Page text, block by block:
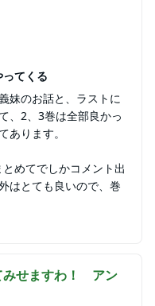
てくる
妹のお話と、ラストに
、2、3巻は全部良かっ
あります。
めてでしかコメント出
はとても良いので、巻
みせますわ！ アン